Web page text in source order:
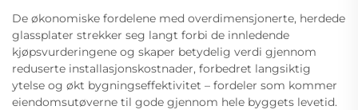
De økonomiske fordelene med overdimensjonerte, herdede
glassplater strekker seg langt forbi de innledende
kjøpsvurderingene og skaper betydelig verdi gjennom
reduserte installasjonskostnader, forbedret langsiktig
ytelse og økt bygningseffektivitet – fordeler som kommer
eiendomsutøverne til gode gjennom hele byggets levetid.